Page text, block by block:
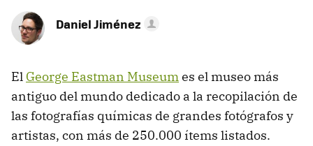
Daniel Jiménez
El George Eastman Museumes el museo más
antiguo del mundo dedicado a la recopilación de
las fotografías químicas de grandes fotógrafos y
artistas, con más de 250.000 ítems listados.